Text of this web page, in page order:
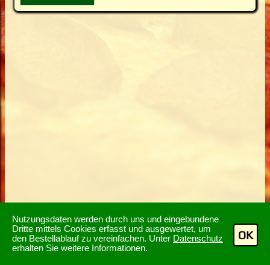
Nutzungsdaten werden durch uns und eingebundene
Dritte mittels Cookies erfasst und ausgewertet, um
den Bestellablauf zu vereinfachen. Unter Datenschutz
erhalten Sie weitere Informationen.
OK